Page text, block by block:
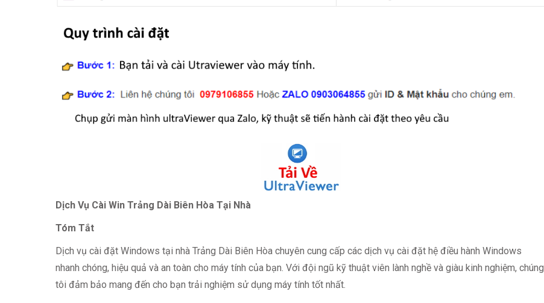
Dịch Vụ Cài Win Trảng Dài Biên Hòa Tại Nhà
Tóm Tắt
Dịch vụ cài đặt Windows tại nhà Trảng Dài Biên Hòa chuyên cung cấp các dịch vụ cài đặt hệ điều hành Windows
nhanh chóng, hiệu quả và an toàn cho máy tính của bạn. Với đội ngũ kỹ thuật viên lành nghề và giàu kinh nghiệm, chúng
tôi đảm bảo mang đến cho bạn trải nghiệm sử dụng máy tính tốt nhất.